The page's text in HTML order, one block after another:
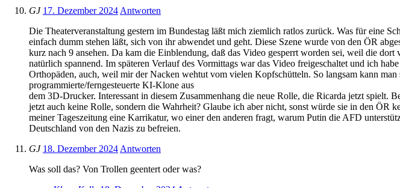
GJ 17. Dezember 2024 Antworten
Die Theaterveranstaltung gestern im Bundestag läßt mich ziemlich ratlos zurück. Was für eine
einfach dumm stehen läßt, sich von ihr abwendet und geht. Diese Szene wurde von den ÖR
kurz nach 9 ansehen. Da kam die Einblendung, daß das Video gesperrt worden sei, weil die
natürlich spannend. Im späteren Verlauf des Vormittags war das Video freigeschaltet und ich
Orthopäden, auch, weil mir der Nacken wehtut vom vielen Kopfschütteln. So langsam kann
programmierte/ferngesteuerte KI-Klone aus
dem 3D-Drucker. Interessant in diesem Zusammenhang die neue Rolle, die Ricarda jetzt
jetzt auch keine Rolle, sondern die Wahrheit? Glaube ich aber nicht, sonst würde sie in den ÖR
meiner Tageszeitung eine Karrikatur, wo einer den anderen fragt, warum Putin die AFD
Deutschland von den Nazis zu befreien.
GJ 18. Dezember 2024 Antworten
Was soll das? Von Trollen geentert oder was?